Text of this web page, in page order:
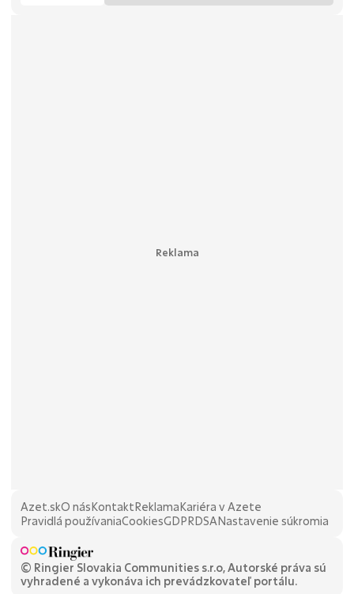
Azet.skO násKontaktReklamaKariéra v Azete
Pravidlá používaniaCookiesGDPRDSANastavenie súkromia
© Ringier Slovakia Communities s.r.o, Autorské práva sú
vyhradené a vykonáva ich prevádzkovateľ portálu.